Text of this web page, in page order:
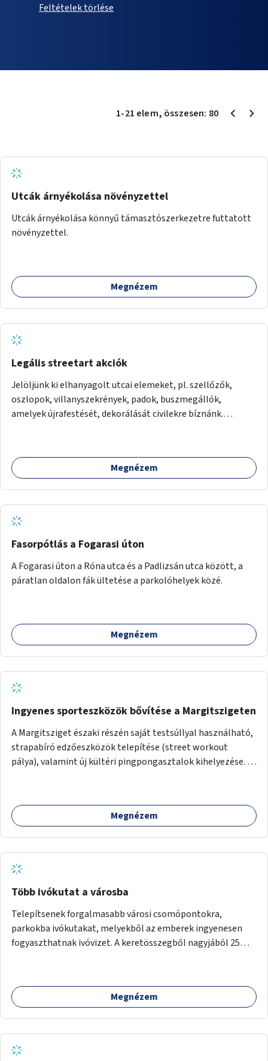
Feltételek törlése
1-21 elem, összesen: 80
Utcák árnyékolása növényzettel
Utcák árnyékolása könnyű támasztószerkezetre futtatott
növényzettel.
Megnézem
Legális streetart akciók
Jelöljünk ki elhanyagolt utcai elemeket, pl. szellőzők,
oszlopok, villanyszekrények, padok, buszmegállók,
amelyek újrafestését, dekorálását civilekre bíznánk.
Megnézem
Fasorpótlás a Fogarasi úton
A Fogarasi úton a Róna utca és a Padlizsán utca között, a
páratlan oldalon fák ültetése a parkolóhelyek közé.
Megnézem
Ingyenes sporteszközök bővítése a Margitszigeten
A Margitsziget északi részén saját testsúllyal használható,
strapabíró edzőeszközök telepítése (street workout
pálya), valamint új kültéri pingpongasztalok kihelyezése. A
népszerű, ingyenes sportolási lehetőség válna elérhetővé a
sziget északi felén, ahol jelenleg egyetlen asztal sem
Megnézem
Több ivókutat a városba
Telepítsenek forgalmasabb városi csomópontokra,
parkokba ivókutakat, melyekből az emberek ingyenesen
fogyaszthatnak ivóvizet. A keretösszegből nagyjából 25
Megnézem